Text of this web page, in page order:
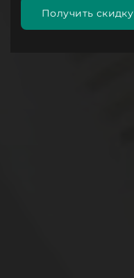
Получить скидку